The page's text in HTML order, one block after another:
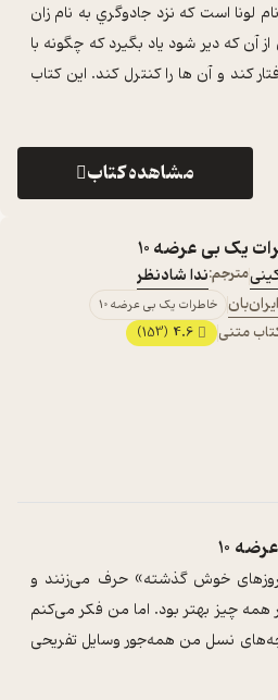
لونا است که نزد جادوگري به نام زان
آن که دير شود ياد بگيرد که چگونه با
کند و آن ها را کنترل کند. اين کتاب
مشاهده کتاب
یک بی عرضه 10
مترجم:ندا شادنظر
خاطرات یک بی عرضه 10
متنی 4.6
(153)
10
خوش گذشته» حرف می‌زنند و
همه چیز بهتر بود. اما من فکر می‌کنم
نسل من همه‌جور وسایل تفریحی